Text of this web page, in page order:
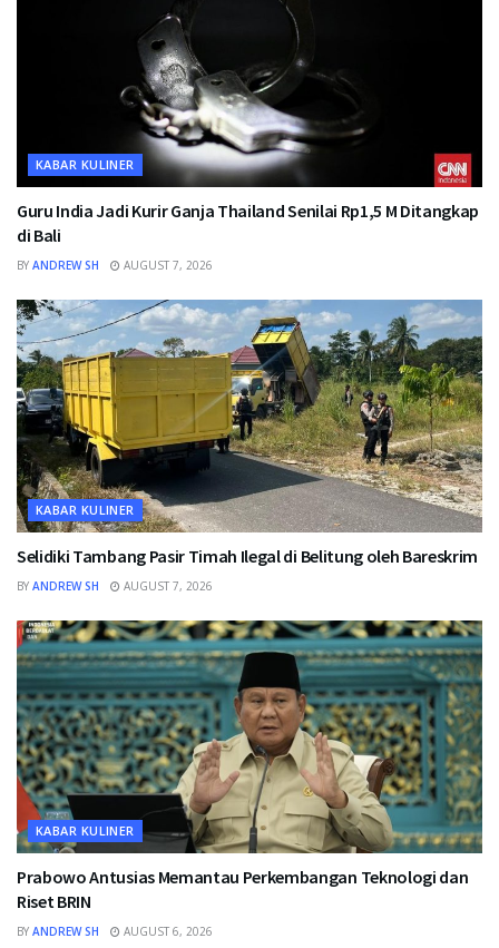
KABAR KULINER
Guru India Jadi Kurir Ganja Thailand Senilai Rp1,5 M Ditangkap
di Bali
BY ANDREW SH AUGUST 7, 2026
KABAR KULINER
Selidiki Tambang Pasir Timah Ilegal di Belitung oleh Bareskrim
BY ANDREW SH AUGUST 7, 2026
KABAR KULINER
Prabowo Antusias Memantau Perkembangan Teknologi dan
Riset BRIN
BY ANDREW SH AUGUST 6, 2026